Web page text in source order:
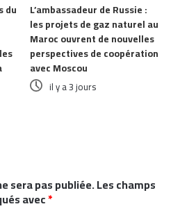
du
L’ambassadeur de Russie :
les projets de gaz naturel au
Maroc ouvrent de nouvelles
perspectives de coopération
avec Moscou
il y a 3 jours
sera pas publiée.Les champs
avec*